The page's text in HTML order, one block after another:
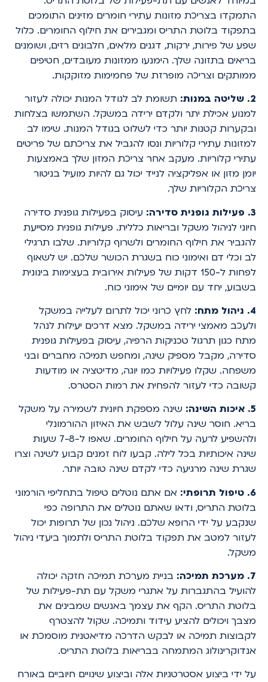
התמקדו בצריכת מזונות עתירי חומרים מזינים התומכים
בתפקוד בלוטת התריס ומגבירים את חילוף החומרים. כלול
שפע של פירות, ירקות, דגנים מלאים, חלבונים רזים, ושומנים
בריאים בתזונה שלך. הימנעו ממזונות מעובדים, חטיפים
ממותקים וצריכה מופרזת של פחמימות מזוקקות.
2. שליטה במנות:
תשומת לב לגודל המנות יכולה לעזור
למנוע אכילת יתר ולקדם ירידה במשקל. השתמשו בצלחות
ובקערות קטנות יותר כדי לשלוט בגודל המנות. שימו לב
למזונות עתירי קלוריות ונסו להגביל את צריכתם של פריטים
עתירי קלוריות. מעקב אחר צריכת המזון שלך באמצעות
יומן מזון או אפליקציה לנייד יכול גם להיות מועיל בניטור
צריכת הקלוריות שלך.
3. פעילות גופנית סדירה:
עיסוק בפעילות גופנית סדירה
חיוני לניהול משקל ובריאות כללית. פעילות גופנית מסייעת
להגביר את חילוף החומרים ולשרוף קלוריות. שלבו תרגילי
לב וכלי דם ואימוני כוח בשגרת הכושר שלכם. יש לשאוף
לפחות ל-150 דקות של פעילות אירובית בעצימות בינונית
בשבוע, יחד עם יומיים של אימוני כוח.
4. ניהול מתח:
לחץ כרוני יכול לתרום לעלייה במשקל
ולעכב מאמצי ירידה במשקל. מצא דרכים יעילות לנהל
מתח כגון תרגול טכניקות הרפיה, עיסוק בפעילות גופנית
סדירה, מקבל מספיק שינה, ומחפש תמיכה מחברים ובני
משפחה. שקלו פעילויות כמו יוגה, מדיטציה או מודעות
קשובה כדי לעזור להפחית את רמות הסטרס.
5. איכות השינה:
שינה מספקת חיונית לשמירה על משקל
בריא. חוסר שינה עלול לשבש את האיזון ההורמונלי
ולהשפיע לרעה על חילוף החומרים. שאפו ל-7-8 שעות
שינה איכותיות בכל לילה. קבעו לוח זמנים קבוע לשינה וצרו
שגרת שינה מרגיעה כדי לקדם שינה טובה יותר.
6. טיפול תרופתי:
אם אתם נוטלים טיפול בתחליפי הורמוני
בלוטת התריס, ודאו שאתם נוטלים את התרופה כפי
שנקבע על ידי הרופא שלכם. ניהול נכון של תרופות יכול
לעזור למטב את תפקוד בלוטת התריס ולתמוך ביעדי ניהול
משקל.
7. מערכת תמיכה:
בניית מערכת תמיכה חזקה יכולה
להועיל בהתגברות על אתגרי משקל עם תת-פעילות של
בלוטת התריס. הקף את עצמך באנשים שמבינים את
מצבך ויכולים להציע עידוד ותמיכה. שקול להצטרף
לקבוצות תמיכה או לבקש הדרכה מדיאטנית מוסמכת או
אנדוקרינולוג המתמחה בבריאות בלוטת התריס.
על ידי ביצוע אסטרטגיות אלה וביצוע שינויים חיוביים באורח